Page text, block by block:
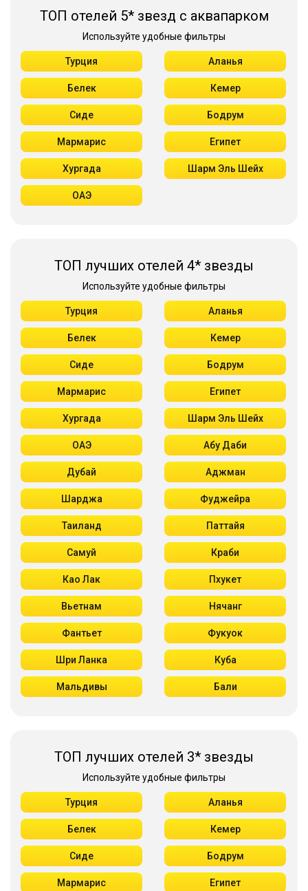
ТОП отелей 5* звезд с аквапарком
Используйте удобные фильтры
Турция Аланья
Белек Кемер
Сиде Бодрум
Мармарис Египет
Хургада Шарм Эль Шейх
ОАЭ
ТОП лучших отелей 4* звезды
Используйте удобные фильтры
Турция Аланья
Белек Кемер
Сиде Бодрум
Мармарис Египет
Хургада Шарм Эль Шейх
ОАЭ Абу Даби
Дубай Аджман
Шарджа Фуджейра
Таиланд Паттайя
Самуй Краби
Као Лак Пхукет
Вьетнам Нячанг
Фантьет Фукуок
Шри Ланка Куба
Мальдивы Бали
ТОП лучших отелей 3* звезды
Используйте удобные фильтры
Турция Аланья
Белек Кемер
Сиде Бодрум
Мармарис Египет